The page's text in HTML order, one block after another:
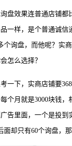
盘效果连普通店铺都
一样，是个普通诚信
个询盘，而他呢？实
怎么选择？
一下，实商店铺要
个月就是3000块钱
告里面，一个是投
面却只有60个询盘，